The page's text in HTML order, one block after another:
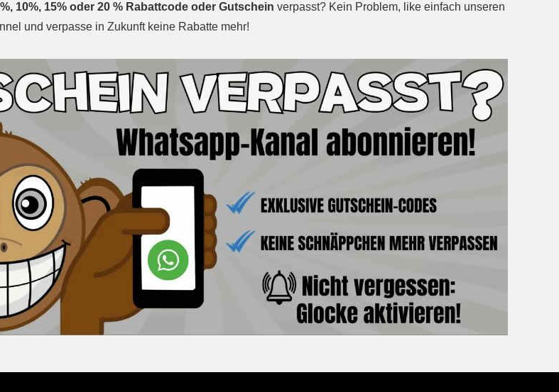
10%, 15% oder 20 % Rabattcode oder Gutschein verpasst? Kein Problem, like einfach unseren
und verpasse in Zukunft keine Rabatte mehr!